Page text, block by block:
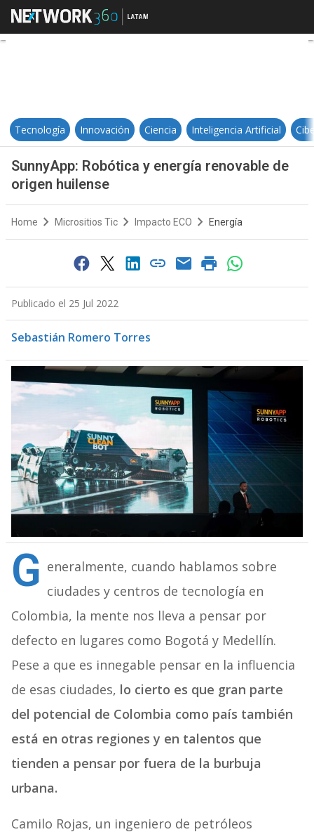
SunnyApp: Robótica y energía
Tecnología Innovación Ciencia Inteligencia Artificial
SunnyApp: Robótica y energía renovable de
origen huilense
Home Micrositios Tic Impacto ECO Energía
Publicado el 25 Jul 2022
Sebastián Romero Torres
G eneralmente, cuando hablamos sobre
ciudades y centros de tecnología en
Colombia, la mente nos lleva a pensar por
defecto en lugares como Bogotá y Medellín.
Pese a que es innegable pensar en la influencia
de esas ciudades, lo cierto es que gran parte
del potencial de Colombia como país también
está en otras regiones y en talentos que
tienden a pensar por fuera de la burbuja
urbana.
Camilo Rojas, un ingeniero de petróleos